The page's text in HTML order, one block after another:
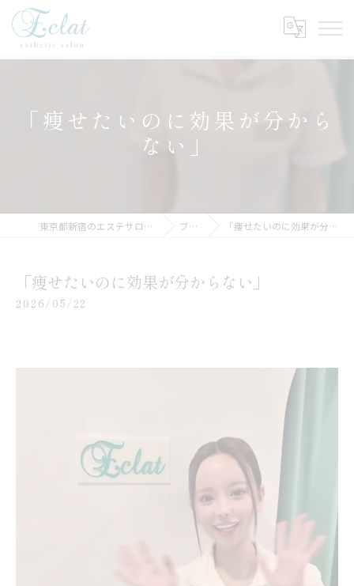
「痩せたいのに効果が分から
ない」
東京都新宿のエステサロンならEclat ブログ 「痩せたいのに効果が分からない」
「痩せたいのに効果が分からない」
2026/05/22